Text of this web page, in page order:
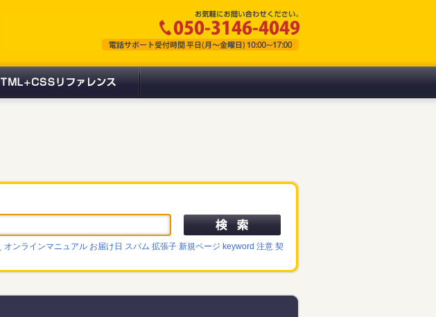
オンラインマニュアル お届け日 スパム 拡張子 新規ページ keyword 注意 契